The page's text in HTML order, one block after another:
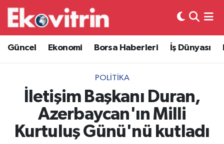
Güncel Ekonomi Borsa Haberleri İş Dünyası
POLITIKA
İletişim Başkanı Duran,
Azerbaycan'ın Milli
Kurtuluş Günü'nü kutladı
Güncel
Ekonomi
Borsa Haberleri
İş Dünyası
Lojistik
Hava Durumu
Trafik Durumu
Süper Lig Puan Durumu ve Fikstür
Tüm Manşetler
Son Dakika Haberleri